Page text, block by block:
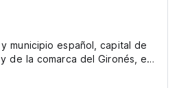
municipio español, capital de
de la comarca del Gironés, en